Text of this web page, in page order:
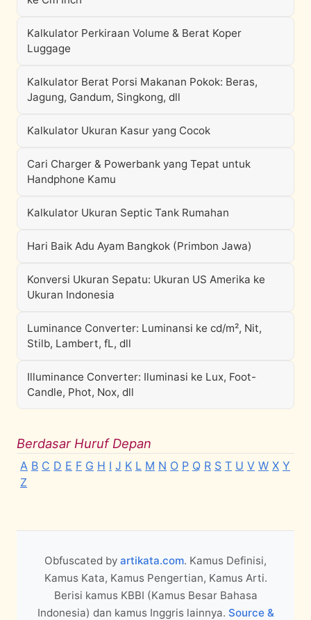
Kalkulator Perkiraan Volume & Berat Koper
Luggage
Kalkulator Berat Porsi Makanan Pokok: Beras,
Jagung, Gandum, Singkong, dll
Kalkulator Ukuran Kasur yang Cocok
Cari Charger & Powerbank yang Tepat untuk
Handphone Kamu
Kalkulator Ukuran Septic Tank Rumahan
Hari Baik Adu Ayam Bangkok (Primbon Jawa)
Konversi Ukuran Sepatu: Ukuran US Amerika ke
Ukuran Indonesia
Luminance Converter: Luminansi ke cd/m², Nit,
Stilb, Lambert, fL, dll
Illuminance Converter: Iluminasi ke Lux, Foot-
Candle, Phot, Nox, dll
Berdasar Huruf Depan
A B C D E F G H I J K L M N O P Q R S T U V W X Y
Z
Obfuscated by artikata.com. Kamus Definisi,
Kamus Kata, Kamus Pengertian, Kamus Arti.
Berisi kamus KBBI (Kamus Besar Bahasa
Indonesia) dan kamus Inggris lainnya. Source &